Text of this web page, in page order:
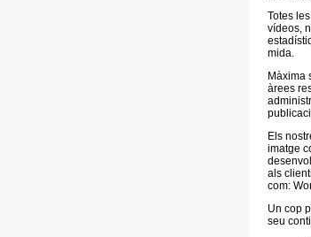
Totes
vídeos,
mida.
Màxima
àrees
Els
imatge
als
com:
Un cop
seu